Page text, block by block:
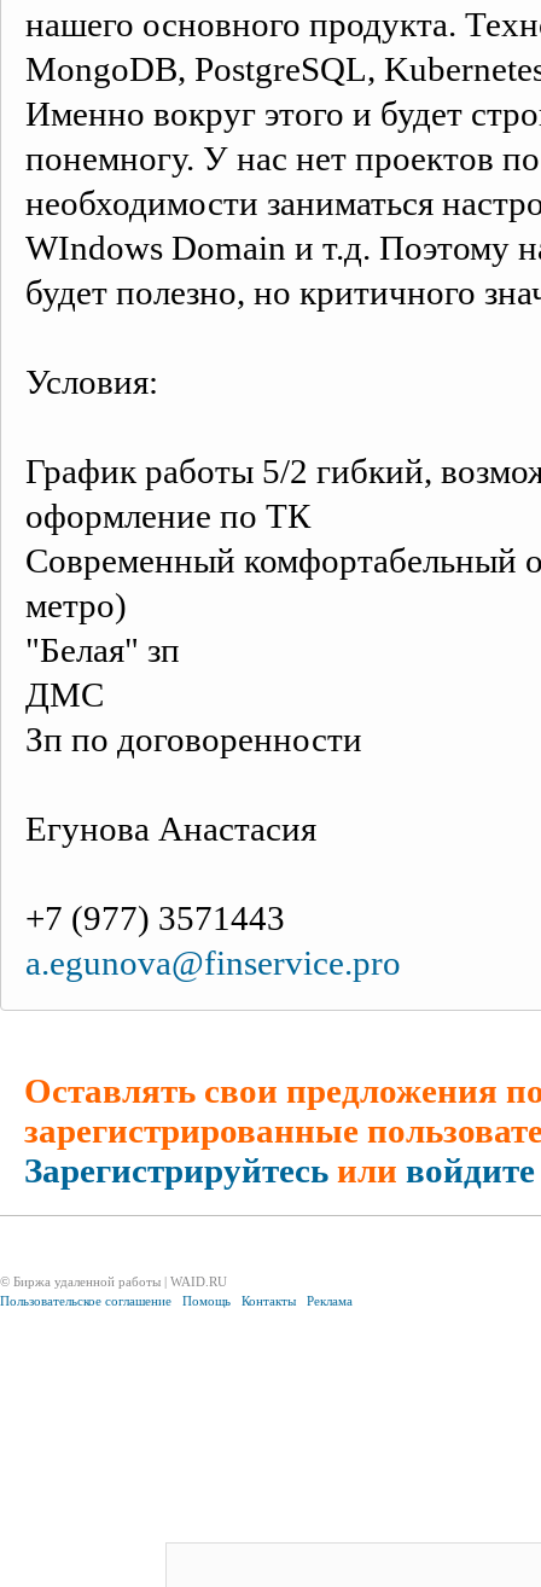
нашего основного продукта.
MongoDB, PostgreSQL,
Именно вокруг этого и будет
понемногу. У нас нет проектов
необходимости заниматься
WIndows Domain и т.д. Поэтому
будет полезно, но критичного
Условия:
График работы 5/2 гибкий,
оформление по ТК
Современный комфортабельный
метро)
"Белая" зп
ДМС
Зп по договоренности
Егунова Анастасия
+7 (977) 3571443
a.egunova@finservice.pro
Оставлять свои предложения
зарегистрированные
Зарегистрируйтесь или войдите
© Биржа удаленной работы | WAID.RU
Пользовательское соглашение
Помощь Контакты Реклама